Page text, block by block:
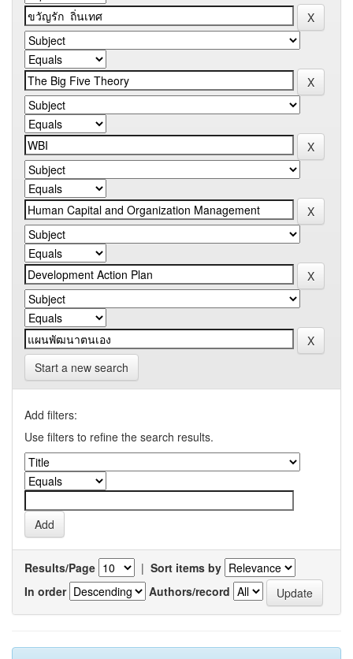
Start a new search
Add filters:
Use filters to refine the search results.
Results/Page | Sort items by
In order
Authors/record